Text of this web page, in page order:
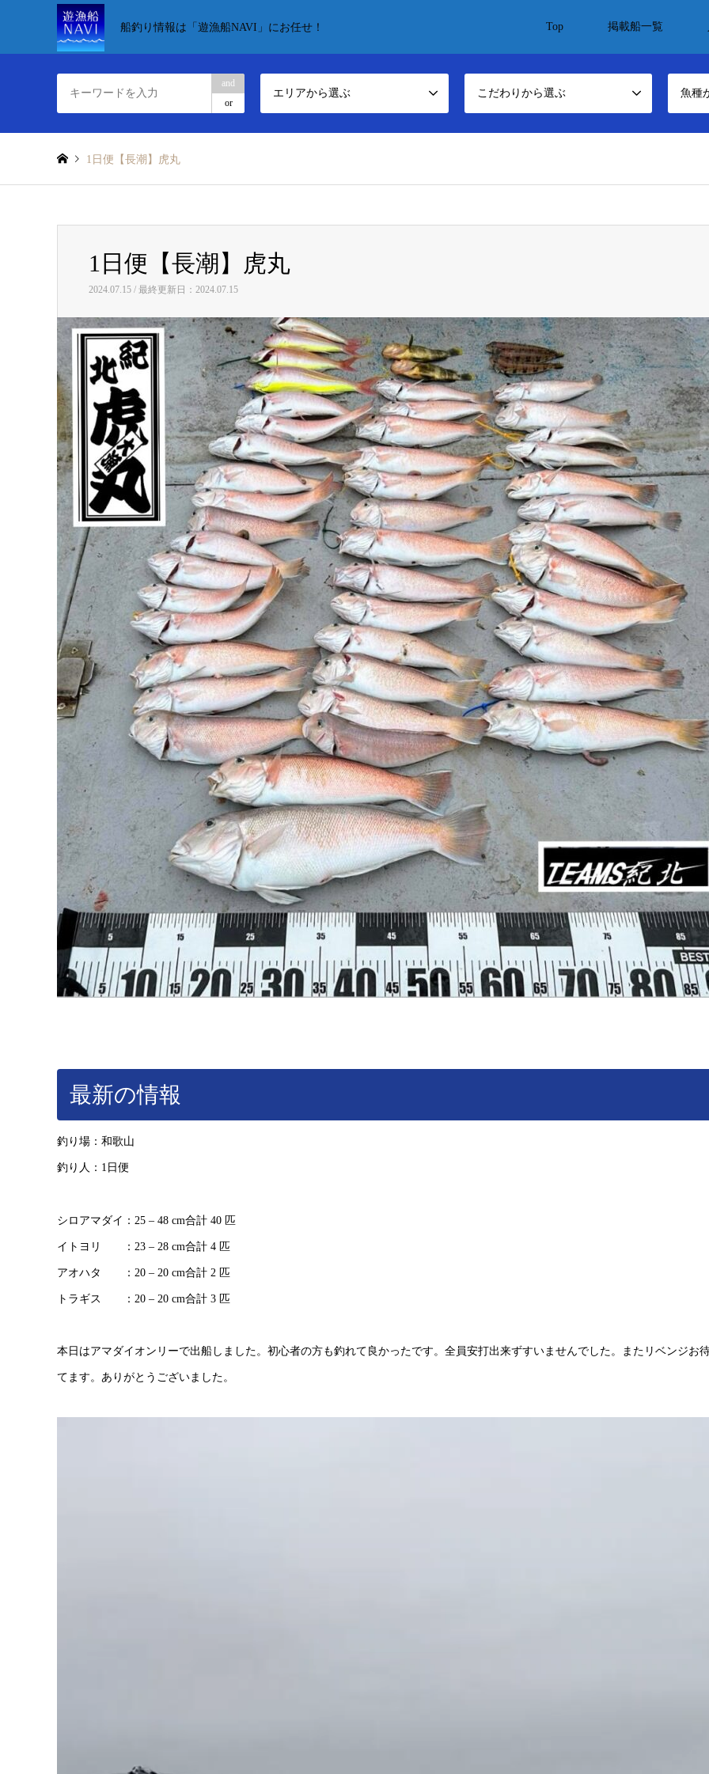
船釣り情報は「遊漁船NAVI」にお任せ！ Top 掲載船一覧
and
or
エリアから選ぶ こだわりから選ぶ 魚種
1日便【長潮】虎丸
1日便【長潮】虎丸
2024.07.15 / 最終更新日：2024.07.15
最新の情報
釣り場：和歌山
釣り人：1日便
シロアマダイ：25 – 48 cm合計 40 匹
イトヨリ ：23 – 28 cm合計 4 匹
アオハタ ：20 – 20 cm合計 2 匹
トラギス ：20 – 20 cm合計 3 匹
本日はアマダイオンリーで出船しました。初心者の方も釣れて良かったです。全員安打出来ずすいませんでした。またリベンジお
てます。ありがとうございました。